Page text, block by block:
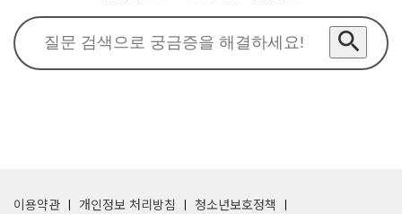
이용약관 개인정보 처리방침
청소년보호정책